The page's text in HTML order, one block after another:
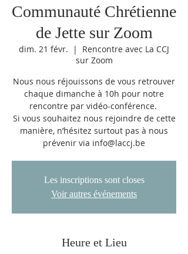
Communauté Chrétienne
de Jette sur Zoom
dim. 21 févr.
  |
Rencontre avec La CCJ
sur Zoom
Nous nous réjouissons de vous retrouver
chaque dimanche à 10h pour notre
rencontre par vidéo-conférence.
Si vous souhaitez nous rejoindre de cette
manière, n’hésitez surtout pas à nous
prévenir via info@laccj.be
Les inscriptions sont closes
Voir autres événements
Heure et Lieu